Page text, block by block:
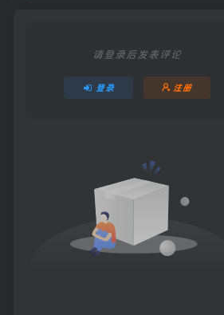
请登录后发表评论
登录 注册